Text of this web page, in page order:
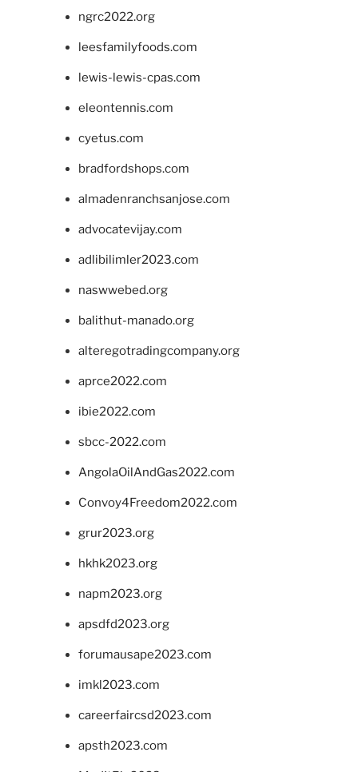
ngrc2022.org
leesfamilyfoods.com
lewis-lewis-cpas.com
eleontennis.com
cyetus.com
bradfordshops.com
almadenranchsanjose.com
advocatevijay.com
adlibilimler2023.com
naswwebed.org
balithut-manado.org
alteregotradingcompany.org
aprce2022.com
ibie2022.com
sbcc-2022.com
AngolaOilAndGas2022.com
Convoy4Freedom2022.com
grur2023.org
hkhk2023.org
napm2023.org
apsdfd2023.org
forumausape2023.com
imkl2023.com
careerfaircsd2023.com
apsth2023.com